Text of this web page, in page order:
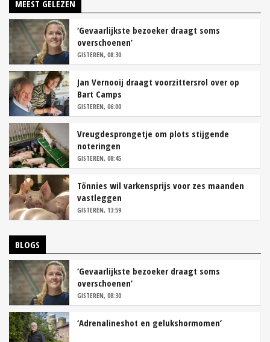
MEEST GELEZEN
‘Gevaarlijkste bezoeker draagt soms
overschoenen’
GISTEREN, 08:30
Jan Vernooij draagt voorzittersrol over op
Bart Camps
GISTEREN, 06:00
Vreugdesprongetje om plots stijgende
noteringen
GISTEREN, 08:45
Tönnies wil varkensprijs voor zes maanden
vastleggen
GISTEREN, 13:59
BLOGS
‘Gevaarlijkste bezoeker draagt soms
overschoenen’
GISTEREN, 08:30
‘Adrenalineshot en gelukshormomen’